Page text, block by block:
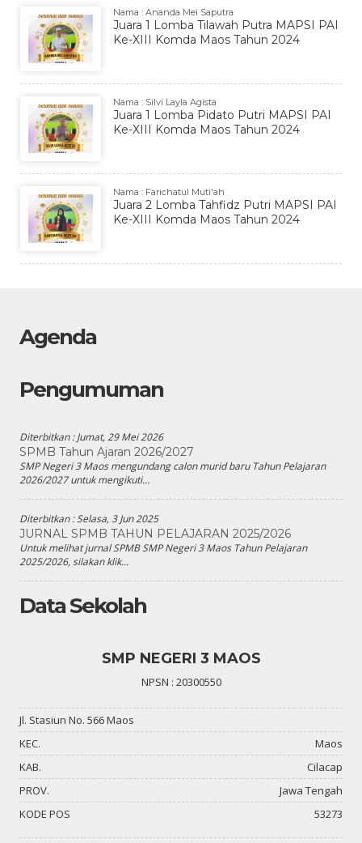
Nama : Ananda Mei Saputra
Juara 1 Lomba Tilawah Putra MAPSI PAI
Ke-XIII Komda Maos Tahun 2024
Nama : Silvi Layla Agista
Juara 1 Lomba Pidato Putri MAPSI PAI
Ke-XIII Komda Maos Tahun 2024
Nama : Farichatul Muti'ah
Juara 2 Lomba Tahfidz Putri MAPSI PAI
Ke-XIII Komda Maos Tahun 2024
Agenda
Pengumuman
Diterbitkan :Jumat, 29 Mei 2026
SPMB Tahun Ajaran 2026/2027
SMP Negeri 3 Maos mengundang calon murid baru Tahun Pelajaran
2026/2027 untuk mengikuti...
Diterbitkan :Selasa, 3 Jun 2025
JURNAL SPMB TAHUN PELAJARAN 2025/2026
Untuk melihat jurnal SPMB SMP Negeri 3 Maos Tahun Pelajaran
2025/2026, silakan klik...
Data Sekolah
SMP NEGERI 3 MAOS
NPSN : 20300550
Jl. Stasiun No. 566 Maos
KEC.
Maos
KAB.
Cilacap
PROV.
Jawa Tengah
KODE POS
53273